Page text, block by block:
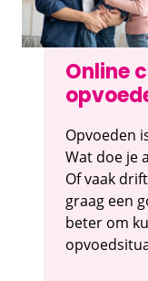
Online
Opvoeden
Wat doe je
Of vaak
graag een
beter om